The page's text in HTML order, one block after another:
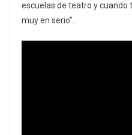
escuelas de teatro y
muy en serio”.